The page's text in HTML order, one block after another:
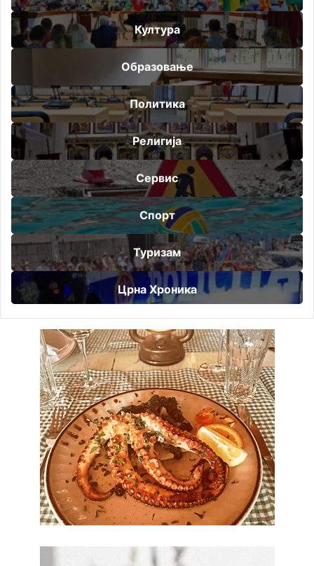
Култура
Образовање
Политика
Религија
Сервис
Спорт
Туризам
Црна Хроника